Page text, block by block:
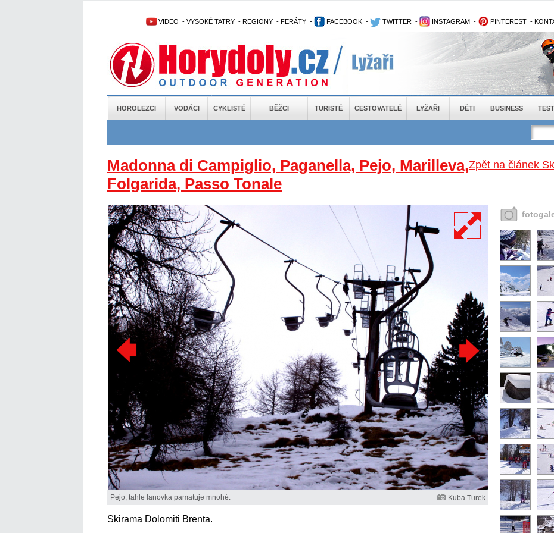
VIDEO - VYSOKÉ TATRY - REGIONY - FERÁTY - FACEBOOK - TWITTER - INSTAGRAM - PINTEREST -
HOROLEZCI VODÁCI CYKLISTÉ BĚŽCI TURISTÉ CESTOVATELÉ LYŽAŘI DĚTI BUSINESS TEST
Zpět na článek
Madonna di Campiglio, Paganella, Pejo, Marilleva,
Folgarida, Passo Tonale
Pejo, tahle lanovka pamatuje mnohé. Kuba Turek
Skirama Dolomiti Brenta.